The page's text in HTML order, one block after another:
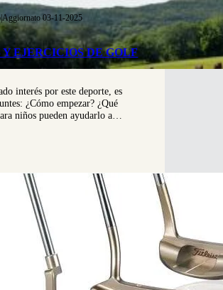
|Aggiornato 03-11-2025
EJERCICIOS DE GOLF
interés por este deporte, es
¿Cómo empezar? ¿Qué
niños pueden ayudarlo a…